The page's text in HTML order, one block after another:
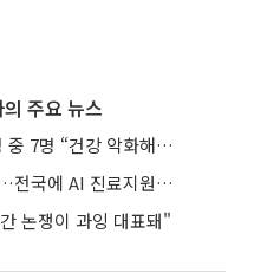
주요 뉴스
장기요양 재가급여 수급자 10명 중 7명 “건강 악화해도 집에서”
보건소에서도 대학병원급 진료…전국에 AI 진료지원도구 보급
논쟁이 과잉 대표돼"